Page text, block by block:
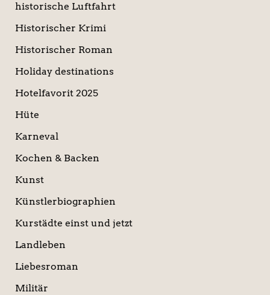
historische Luftfahrt
Historischer Krimi
Historischer Roman
Holiday destinations
Hotelfavorit 2025
Hüte
Karneval
Kochen & Backen
Kunst
Künstlerbiographien
Kurstädte einst und jetzt
Landleben
Liebesroman
Militär